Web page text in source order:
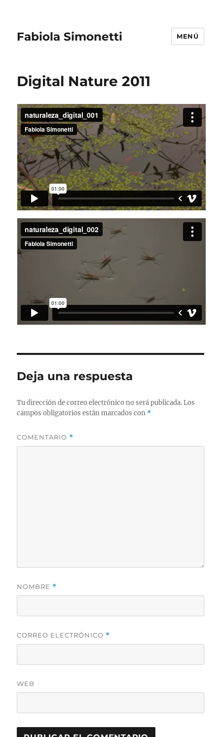
Fabiola Simonetti MENÚ
Digital Nature 2011
Deja una respuesta
Tu dirección de correo electrónico no será publicada. Los
campos obligatorios están marcados con *
COMENTARIO *
NOMBRE *
CORREO ELECTRÓNICO *
WEB